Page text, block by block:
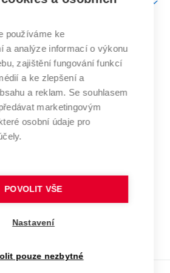
výzkumu
fondů
učení
technické
V BRNĚ
používáme ke
a analýze informací o výkonu
zajištění fungování funkcí
a ke zlepšení a
a reklam. Se souhlasem
marketingovým
osobní údaje pro
POVOLIT VŠE
Nastavení
pouze nezbytné